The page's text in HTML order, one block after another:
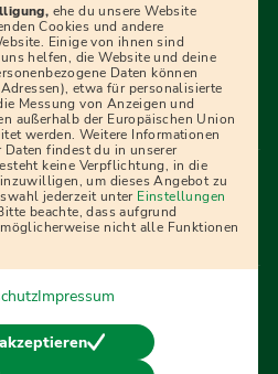
interaktiven
Für alle, die was werden
wollen!
Presse
Mediadaten
Widerrufsbelehrung
Partner Cookies
widerrufen
ehe du unsere Website
Cookies und andere
Einige von ihnen sind
helfen, die Website und deine
Daten können
etwa für personalisierte
Messung von Anzeigen und
außerhalb der Europäischen Union
werden. Weitere Informationen
Daten findest du in unserer
keine Verpflichtung, in die
um dieses Angebot zu
jederzeit unter Einstellungen
beachte, dass aufgrund
nicht alle Funktionen
Impressum